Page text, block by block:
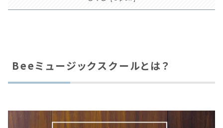
Beeミュージックスクールとは？